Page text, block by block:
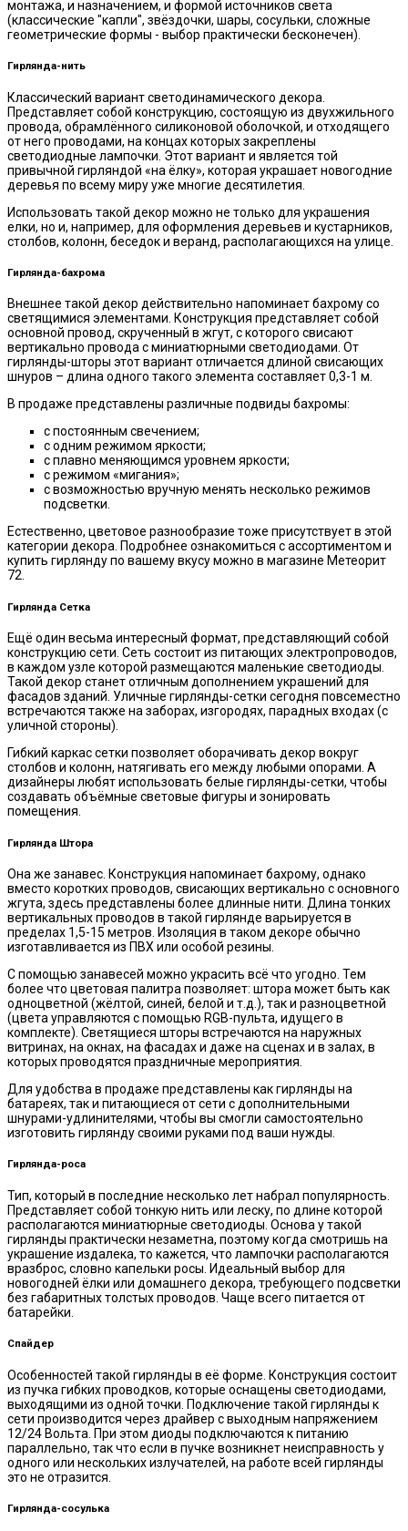
монтажа, и назначением, и формой источников света
(классические "капли", звёздочки, шары, сосульки, сложные
геометрические формы - выбор практически бесконечен).
Гирлянда-нить
Классический вариант светодинамического декора.
Представляет собой конструкцию, состоящую из двухжильного
провода, обрамлённого силиконовой оболочкой, и отходящего
от него проводами, на концах которых закреплены
светодиодные лампочки. Этот вариант и является той
привычной гирляндой «на ёлку», которая украшает новогодние
деревья по всему миру уже многие десятилетия.
Использовать такой декор можно не только для украшения
елки, но и, например, для оформления деревьев и кустарников,
столбов, колонн, беседок и веранд, располагающихся на улице.
Гирлянда-бахрома
Внешнее такой декор действительно напоминает бахрому со
светящимися элементами. Конструкция представляет собой
основной провод, скрученный в жгут, с которого свисают
вертикально провода с миниатюрными светодиодами. От
гирлянды-шторы этот вариант отличается длиной свисающих
шнуров – длина одного такого элемента составляет 0,3-1 м.
В продаже представлены различные подвиды бахромы:
с постоянным свечением;
с одним режимом яркости;
с плавно меняющимся уровнем яркости;
с режимом «мигания»;
с возможностью вручную менять несколько режимов
подсветки.
Естественно, цветовое разнообразие тоже присутствует в этой
категории декора. Подробнее ознакомиться с ассортиментом и
купить гирлянду по вашему вкусу можно в магазине Метеорит
72.
Гирлянда Сетка
Ещё один весьма интересный формат, представляющий собой
конструкцию сети. Сеть состоит из питающих электропроводов,
в каждом узле которой размещаются маленькие светодиоды.
Такой декор станет отличным дополнением украшений для
фасадов зданий. Уличные гирлянды-сетки сегодня повсеместно
встречаются также на заборах, изгородях, парадных входах (с
уличной стороны).
Гибкий каркас сетки позволяет оборачивать декор вокруг
столбов и колонн, натягивать его между любыми опорами. А
дизайнеры любят использовать белые гирлянды-сетки, чтобы
создавать объёмные световые фигуры и зонировать
помещения.
Гирлянда Штора
Она же занавес. Конструкция напоминает бахрому, однако
вместо коротких проводов, свисающих вертикально с основного
жгута, здесь представлены более длинные нити. Длина тонких
вертикальных проводов в такой гирлянде варьируется в
пределах 1,5-15 метров. Изоляция в таком декоре обычно
изготавливается из ПВХ или особой резины.
С помощью занавесей можно украсить всё что угодно. Тем
более что цветовая палитра позволяет: штора может быть как
одноцветной (жёлтой, синей, белой и т.д.), так и разноцветной
(цвета управляются с помощью RGB-пульта, идущего в
комплекте). Светящиеся шторы встречаются на наружных
витринах, на окнах, на фасадах и даже на сценах и в залах, в
которых проводятся праздничные мероприятия.
Для удобства в продаже представлены как гирлянды на
батареях, так и питающиеся от сети с дополнительными
шнурами-удлинителями, чтобы вы смогли самостоятельно
изготовить гирлянду своими руками под ваши нужды.
Гирлянда-роса
Тип, который в последние несколько лет набрал популярность.
Представляет собой тонкую нить или леску, по длине которой
располагаются миниатюрные светодиоды. Основа у такой
гирлянды практически незаметна, поэтому когда смотришь на
украшение издалека, то кажется, что лампочки располагаются
вразброс, словно капельки росы. Идеальный выбор для
новогодней ёлки или домашнего декора, требующего подсветки
без габаритных толстых проводов. Чаще всего питается от
батарейки.
Спайдер
Особенностей такой гирлянды в её форме. Конструкция состоит
из пучка гибких проводков, которые оснащены светодиодами,
выходящими из одной точки. Подключение такой гирлянды к
сети производится через драйвер с выходным напряжением
12/24 Вольта. При этом диоды подключаются к питанию
параллельно, так что если в пучке возникнет неисправность у
одного или нескольких излучателей, на работе всей гирлянды
это не отразится.
Гирлянда-сосулька